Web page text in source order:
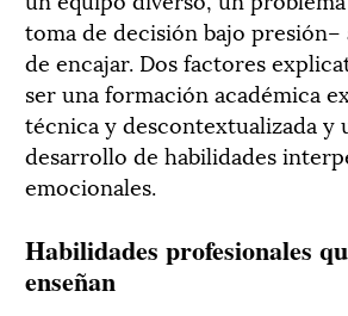
toma de decisión bajo presión–
de encajar. Dos factores
ser una formación académica
técnica y descontextualizada y
desarrollo de habilidades
emocionales.
Habilidades profesionales
enseñan